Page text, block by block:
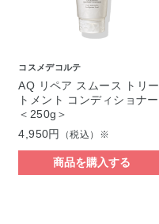
コスメデコルテ
AQ リペア スムース トリー
トメント コンディショナー
＜250g＞
4,950円
（税込）※
商品を購入する